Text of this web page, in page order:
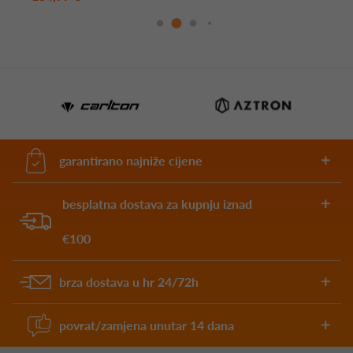
garantirano najniže cijene
besplatna dostava za kupnju iznad
€100
brza dostava u hr 24/72h
povrat/zamjena unutar 14 dana